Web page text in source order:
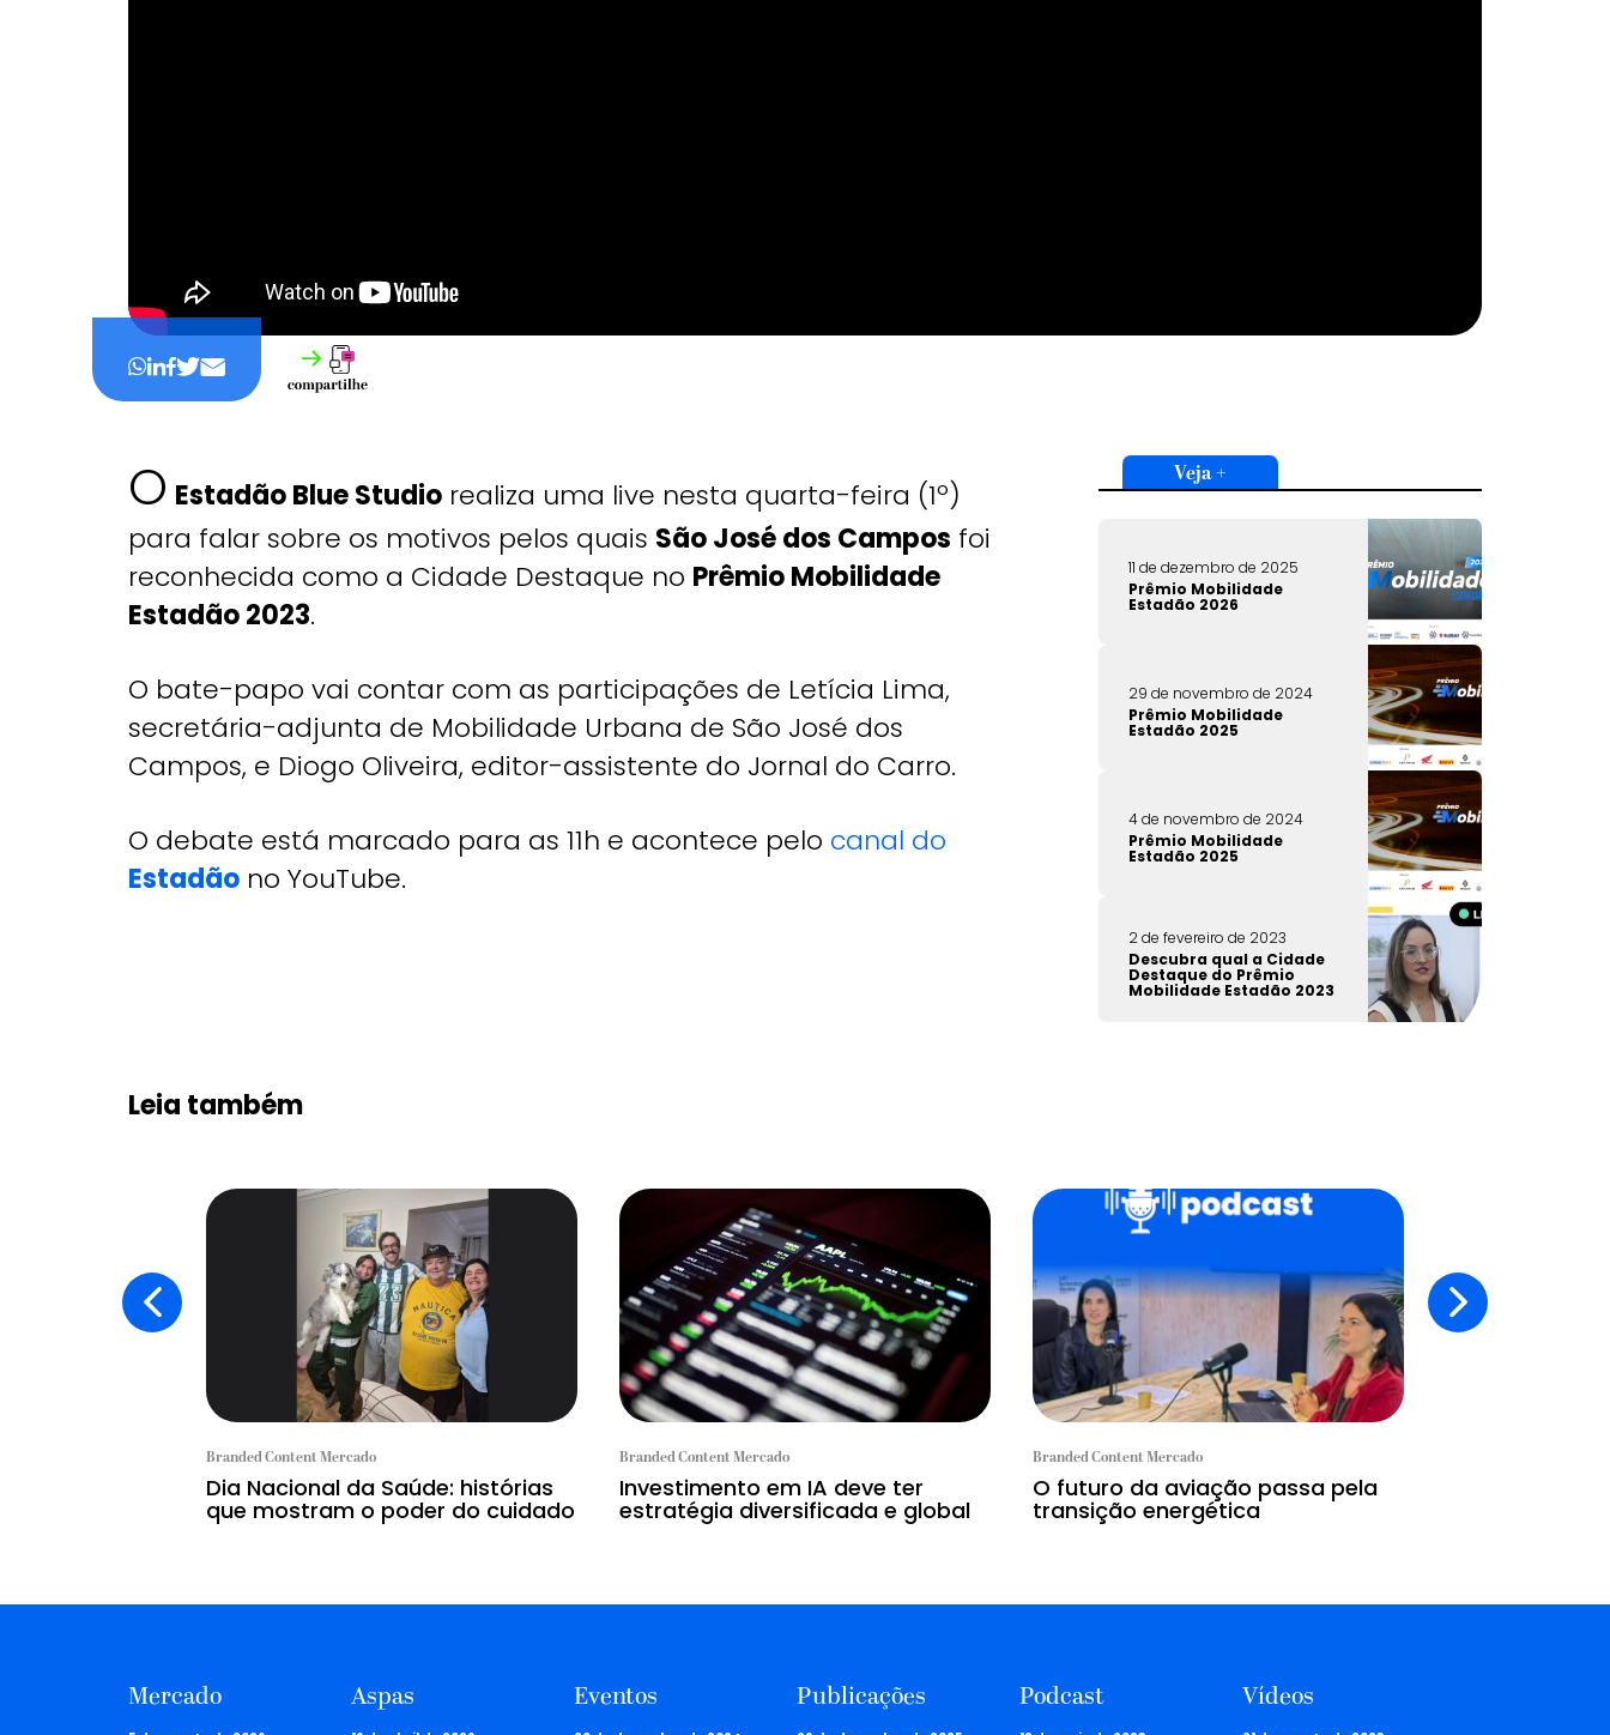
O Estadão Blue Studio realiza uma live nesta quarta-feira (1º)
para falar sobre os motivos pelos quais São José dos Campos foi
reconhecida como a Cidade Destaque no Prêmio Mobilidade
Estadão 2023.
O bate-papo vai contar com as participações de Letícia Lima,
secretária-adjunta de Mobilidade Urbana de São José dos
Campos, e Diogo Oliveira, editor-assistente do Jornal do Carro.
O debate está marcado para as 11h e acontece pelo canal do
Estadão no YouTube.
Veja +
11 de dezembro de 2025
Prêmio Mobilidade
Estadão 2026
29 de novembro de 2024
Prêmio Mobilidade
Estadão 2025
4 de novembro de 2024
Prêmio Mobilidade
Estadão 2025
2 de fevereiro de 2023
Descubra qual a Cidade
Destaque do Prêmio
Mobilidade Estadão 2023
Leia também
Branded Content Mercado
Dia Nacional da Saúde: histórias
que mostram o poder do cuidado
Branded Content Mercado
Investimento em IA deve ter
estratégia diversificada e global
Branded Content Mercado
O futuro da aviação passa pela
transição energética
Mercado Aspas Eventos Publicações Podcast Vídeos